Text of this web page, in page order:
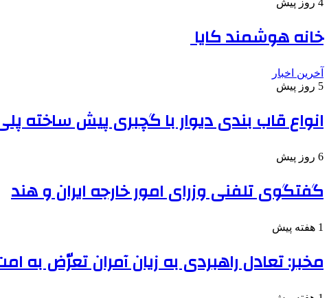
4 روز پیش
خانه هوشمند کایا
آخرین اخبار
5 روز پیش
انواع قاب بندی دیوار با گچبری پیش ساخته
6 روز پیش
گفتگوی تلفنی وزرای امور خارجه ایران و هند
1 هفته پیش
مخبر: تعادل راهبردی به زیان آمران تعرّض به